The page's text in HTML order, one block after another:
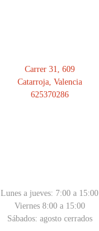
Carrer 31, 609
Catarroja, Valencia
625370286
Lunes a jueves: 7:00 a 15:00
Viernes 8:00 a 15:00
Sábados: agosto cerrados